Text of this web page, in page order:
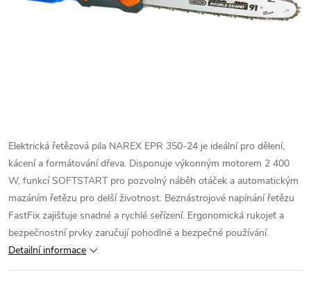
Elektrická řetězová pila NAREX EPR 350-24 je ideální pro dělení,
kácení a formátování dřeva. Disponuje výkonným motorem 2 400
W, funkcí SOFTSTART pro pozvolný náběh otáček a automatickým
mazáním řetězu pro delší životnost. Beznástrojové napínání řetězu
FastFix zajišťuje snadné a rychlé seřízení. Ergonomická rukojeť a
bezpečnostní prvky zaručují pohodlné a bezpečné používání.
Detailní informace